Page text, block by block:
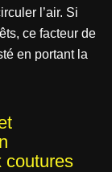
l’air. Si
ce facteur de
en portant la
coutures